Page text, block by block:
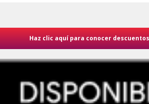
Haz clic aquí para conocer